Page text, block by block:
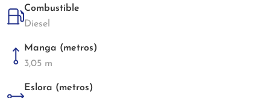
Combustible
Diesel
Manga (metros)
3,05 m
Eslora (metros)